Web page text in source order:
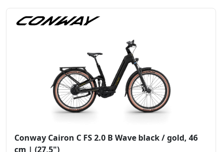
Conway Cairon C FS 2.0 B Wave black / gold, 46
cm | (27,5")